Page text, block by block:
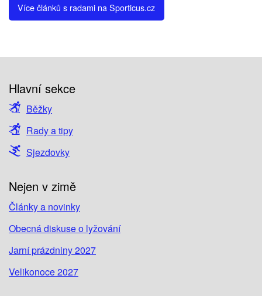
Více článků s radami na Sporticus.cz
Hlavní sekce
Běžky
Rady a tipy
Sjezdovky
Nejen v zimě
Články a novinky
Obecná diskuse o lyžování
Jarní prázdniny 2027
Velikonoce 2027